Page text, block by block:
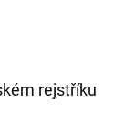
rejstříku